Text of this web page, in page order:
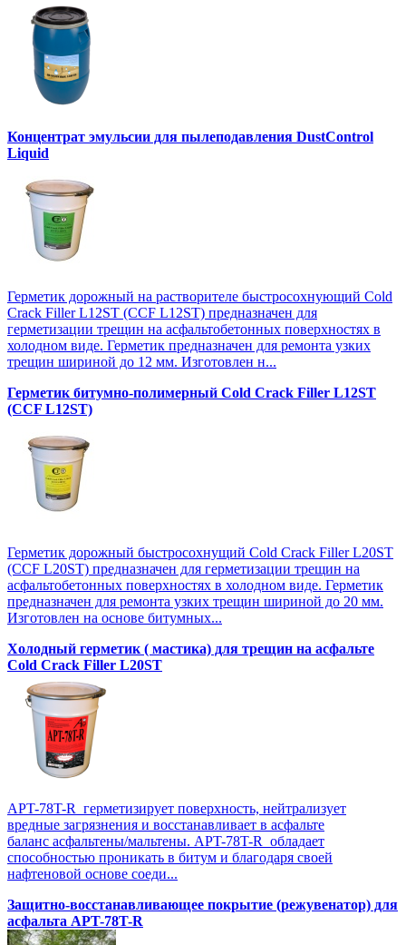
Концентрат эмульсии для пылеподавления DustControl
Liquid
Герметик дорожный на растворителе быстросохнующий Cold
Crack Filler L12SТ (CCF L12SТ) предназначен для
герметизации трещин на асфальтобетонных поверхностях в
холодном виде. Герметик предназначен для ремонта узких
трещин шириной до 12 мм. Изготовлен н...
Герметик битумно-полимерный Cold Crack Filler L12SТ
(CCF L12SТ)
Герметик дорожный быстросохнущий Cold Crack Filler L20SТ
(CCF L20SТ) предназначен для герметизации трещин на
асфальтобетонных поверхностях в холодном виде. Герметик
предназначен для ремонта узких трещин шириной до 20 мм.
Изготовлен на основе битумных...
Холодный герметик ( мастика) для трещин на асфальте
Cold Crack Filler L20SТ
APT-78T-R герметизирует поверхность, нейтрализует
вредные загрязнения и восстанавливает в асфальте
баланс асфальтены/мальтены. APT-78T-R обладает
способностью проникать в битум и благодаря своей
нафтеновой основе соеди...
Защитно-восстанавливающее покрытие (режувенатор) для
асфальта APT-78T-R